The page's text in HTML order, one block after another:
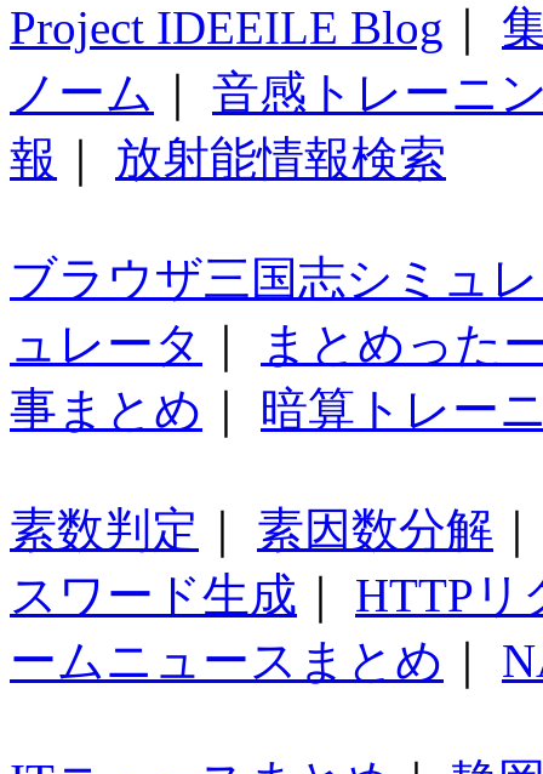
Project IDEEILE Blog
ノーム
音感トレーニ
報
放射能情報検索
ブラウザ三国志シミュ
ュレータ
まとめった
事まとめ
暗算トレー
素数判定 素因数分解
スワード生成
HTTPリ
ームニュースまとめ